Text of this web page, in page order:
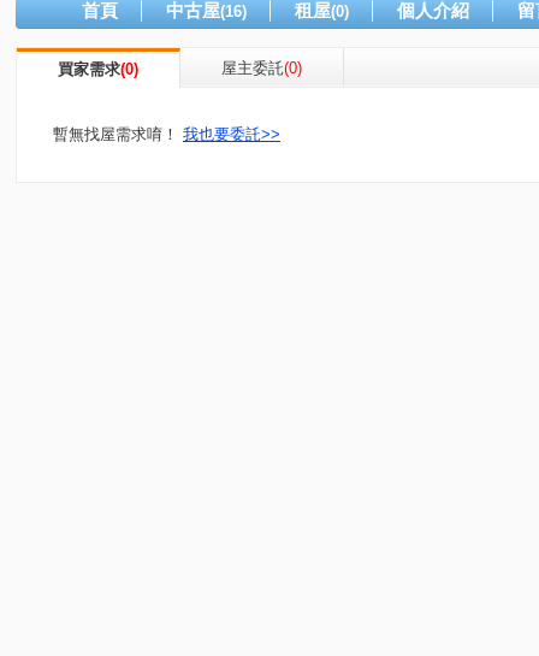
首頁 中古屋(16) 租屋(0) 個人介紹
買家需求(0) 屋主委託(0)
暫無找屋需求唷！ 我也要委託>>